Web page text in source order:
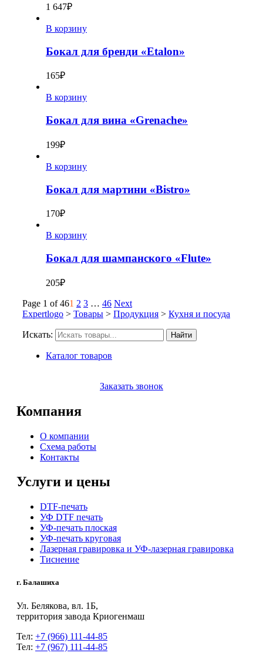
1 647₽
В корзину
Бокал для бренди «Etalon»
165₽
В корзину
Бокал для вина «Grenache»
199₽
В корзину
Бокал для мартини «Bistro»
170₽
В корзину
Бокал для шампанского «Flute»
205₽
Page 1 of 461 2 3 … 46 Next
Expertlogo > Товары > Продукция > Кухня и посуда
Искать: Найти
Каталог товаров
Заказать звонок
Компания
О компании
Схема работы
Контакты
Услуги и цены
DTF-печать
УФ DTF печать
УФ-печать плоская
УФ-печать круговая
Лазерная гравировка и УФ-лазерная гравировка
Тиснение
г. Балашиха
Ул. Белякова, вл. 1Б,
территория завода Криогенмаш
Тел: +7 (966) 111-44-85
Тел: +7 (967) 111-44-85